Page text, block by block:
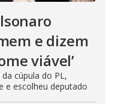
e dizem
viável’
cúpula do PL,
e escolheu deputado